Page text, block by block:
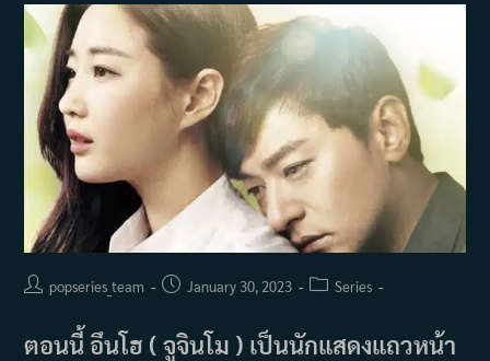
Postpopseries_team
PostJanuary 30, 2023
PostSeries
ตอนนี้ อึนโฮ ( จูจินโม ) เป็นนักแสดงแถวหน้า